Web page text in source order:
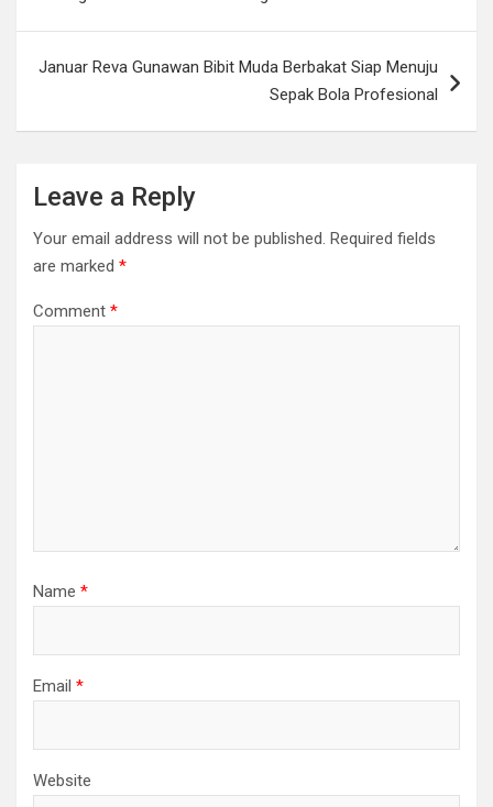
o
k
p
k
Januar Reva Gunawan Bibit Muda Berbakat Siap Menuju
Sepak Bola Profesional
Leave a Reply
Your email address will not be published. Required fields
are marked *
Comment *
Name *
Email *
Website